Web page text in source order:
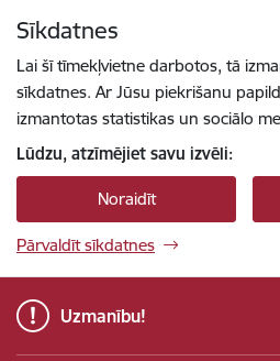
Sīkdatnes
Lai šī tīmekļvietne darbotos, tā
sīkdatnes. Ar Jūsu piekrišanu
izmantotas statistikas un sociālo
Lūdzu, atzīmējiet savu izvēli:
Noraidīt
Pārvaldīt sīkdatnes
Uzmanību!